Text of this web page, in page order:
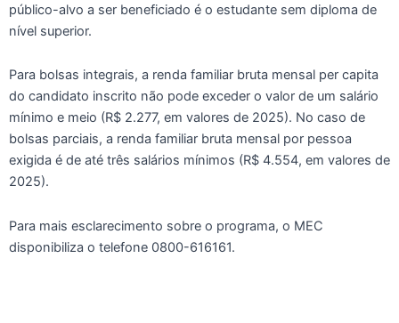
público-alvo a ser beneficiado é o estudante sem diploma de
nível superior.
Para bolsas integrais, a renda familiar bruta mensal per capita
do candidato inscrito não pode exceder o valor de um salário
mínimo e meio (R$ 2.277, em valores de 2025). No caso de
bolsas parciais, a renda familiar bruta mensal por pessoa
exigida é de até três salários mínimos (R$ 4.554, em valores de
2025).
Para mais esclarecimento sobre o programa, o MEC
disponibiliza o telefone 0800-616161.